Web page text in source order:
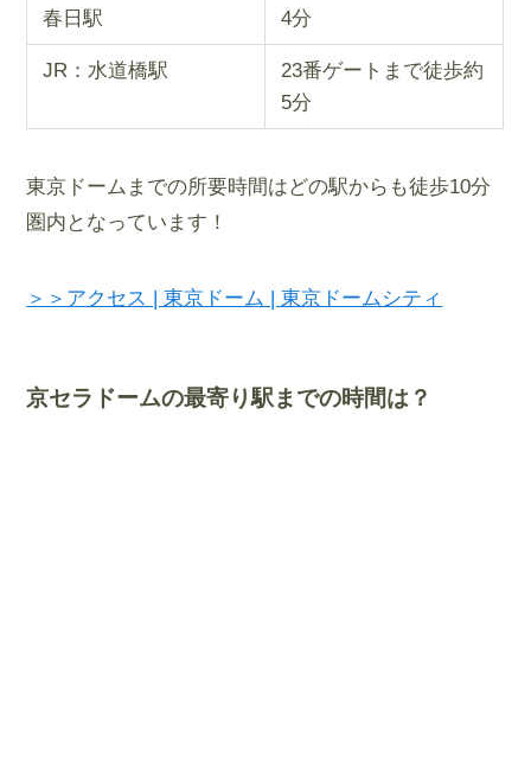
春日駅
4分
JR：水道橋駅
23番ゲートまで徒歩約
5分
東京ドームまでの所要時間はどの駅からも徒歩10分
圏内となっています！
＞＞アクセス | 東京ドーム | 東京ドームシティ
京セラドームの最寄り駅までの時間は？